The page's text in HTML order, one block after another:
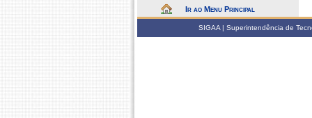
Ir ao Menu Principal
SIGAA | Superintendência de